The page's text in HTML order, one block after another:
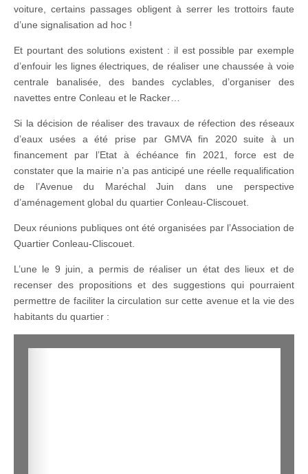
voiture, certains passages obligent à serrer les trottoirs faute
d’une signalisation ad hoc !
Et pourtant des solutions existent : il est possible par exemple
d’enfouir les lignes électriques, de réaliser une chaussée à voie
centrale banalisée, des bandes cyclables, d’organiser des
navettes entre Conleau et le Racker…
Si la décision de réaliser des travaux de réfection des réseaux
d’eaux usées a été prise par GMVA fin 2020 suite à un
financement par l’Etat à échéance fin 2021, force est de
constater que la mairie n’a pas anticipé une réelle requalification
de l’Avenue du Maréchal Juin dans une perspective
d’aménagement global du quartier Conleau-Cliscouet.
Deux réunions publiques ont été organisées par l’Association de
Quartier Conleau-Cliscouet.
L’une le 9 juin, a permis de réaliser un état des lieux et de
recenser des propositions et des suggestions qui pourraient
permettre de faciliter la circulation sur cette avenue et la vie des
habitants du quartier :